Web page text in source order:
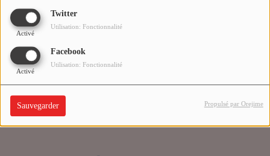
Twitter
Activé
Utilisation: Fonctionnalité
Facebook
Activé
Utilisation: Fonctionnalité
Sauvegarder Propulsé par Orejime
Titres diffusés
Se connecter